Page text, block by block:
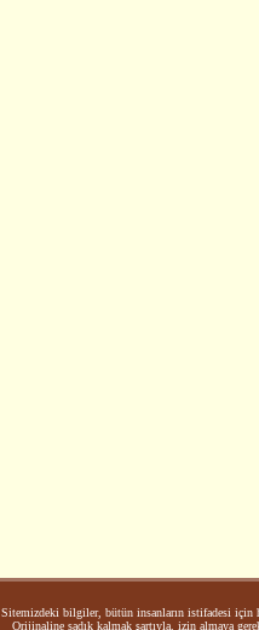
Sitemizdeki bilgiler, bütün insanların istifadesi için
Orijinaline sadık kalmak şartıyla, izin almaya